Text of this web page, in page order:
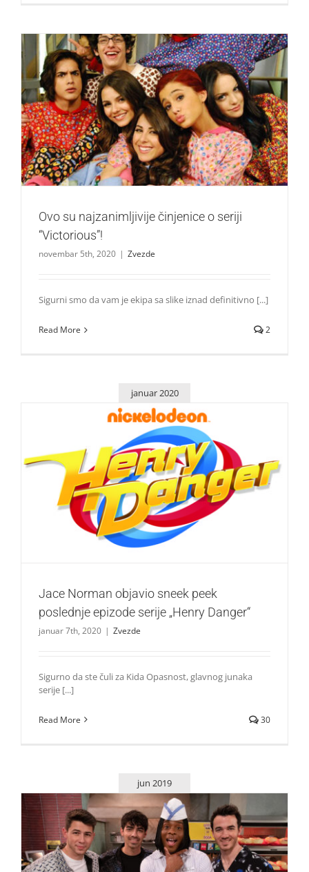
Ovo su najzanimljivije činjenice o seriji “Victorious”!
Zvezde
Ovo su najzanimljivije činjenice o seriji
“Victorious”!
novembar 5th, 2020 | Zvezde
Sigurni smo da vam je ekipa sa slike iznad definitivno [...]
Read More 2
januar 2020
Jace Norman objavio sneek peek poslednje epizode serije
„Henry Danger“
Zvezde
Jace Norman objavio sneek peek
poslednje epizode serije „Henry Danger“
januar 7th, 2020 | Zvezde
Sigurno da ste čuli za Kida Opasnost, glavnog junaka
serije [...]
Read More 30
jun 2019